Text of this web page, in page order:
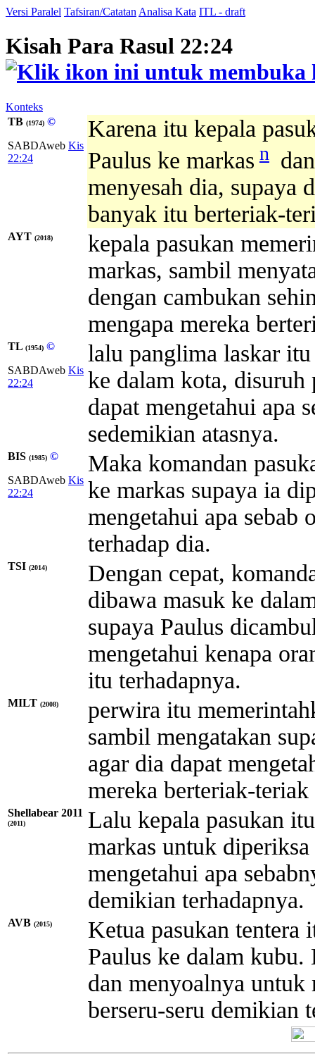
Versi Paralel Tafsiran/Catatan Analisa Kata ITL - draft
Kisah Para Rasul 22:24
Konteks
TB (1974) ©
SABDAweb Kis
22:24
Karena itu kepala
Paulus ke markas n
menyesah dia, supaya
banyak itu berteriak-
AYT (2018)
kepala pasukan
markas, sambil
dengan cambukan
mengapa mereka
TL (1954) ©
SABDAweb Kis
22:24
lalu panglima laskar
ke dalam kota, disuruh
dapat mengetahui apa
sedemikian atasnya.
BIS (1985) ©
SABDAweb Kis
22:24
Maka komandan
ke markas supaya ia
mengetahui apa sebab
terhadap dia.
TSI (2014)
Dengan cepat,
dibawa masuk ke
supaya Paulus
mengetahui kenapa
itu terhadapnya.
MILT (2008)
perwira itu
sambil mengatakan
agar dia dapat
mereka berteriak-
Shellabear 2011
(2011)
Lalu kepala pasukan
markas untuk diperiksa
mengetahui apa
demikian terhadapnya.
AVB (2015)
Ketua pasukan tentera
Paulus ke dalam kubu.
dan menyoalnya untuk
berseru-seru demikian